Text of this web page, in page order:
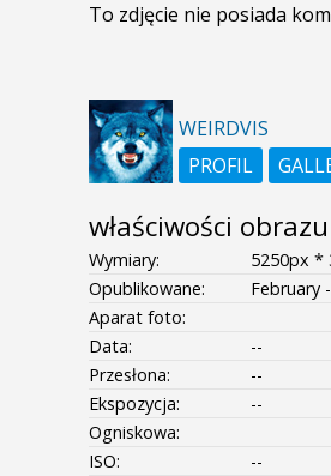
To zdjęcie nie posiada
WEIRDVIS
PROFIL
właściwości obrazu
Wymiary:
5250px *
Opublikowane:
February
Aparat foto:
Data:
--
Przesłona:
--
Ekspozycja:
--
Ogniskowa:
ISO:
--